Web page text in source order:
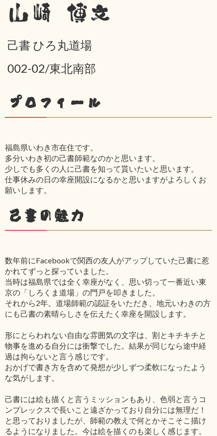
山崎 博文
己書 ひろ丸道場
002-02/東北南部
プロフィール
福島県いわき市在住です。
多分いわき初の己書師範なのかと思います。
少しでも多くの人に己書を知って貰いたいと思います。
仕事休みの日の幸座開設になるかと思いますがよろしくお
願いします。
己書の魅力
数年前にFacebookで関西の友人がアップしていた己書に惹
かれてずっと探っていました。
当時は福島県では全く幸座がなく、思い切って一番近い東
京の「しろくま道場」の門戸を叩きました。
それから2年。道場師範の認証をいただき、地元いわきの方
にも己書の素晴らしさを伝えたく幸座を開設します。
形にとらわれない自由な雰囲気の文字は、割とキチキチと
物事を進める自分には衝撃でした。結果が同じなら途中経
過は拘らないと言う感じです。
おかげで書き方を含めて発想が少しずつ柔軟になったよう
な気がします。
己書には絵も描くと言うミッションもあり、色弱と言うコ
ンプレックスで長いこと遠ざかっており自分には無理だ！
と思っておりましたが、師範の教えで何とかそこそこ描け
るようになりました。今は絵を描くのも楽しく感じます。